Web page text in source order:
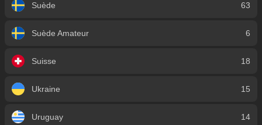
Suède 63
Suède Amateur 6
Suisse 18
Ukraine 15
Uruguay 14